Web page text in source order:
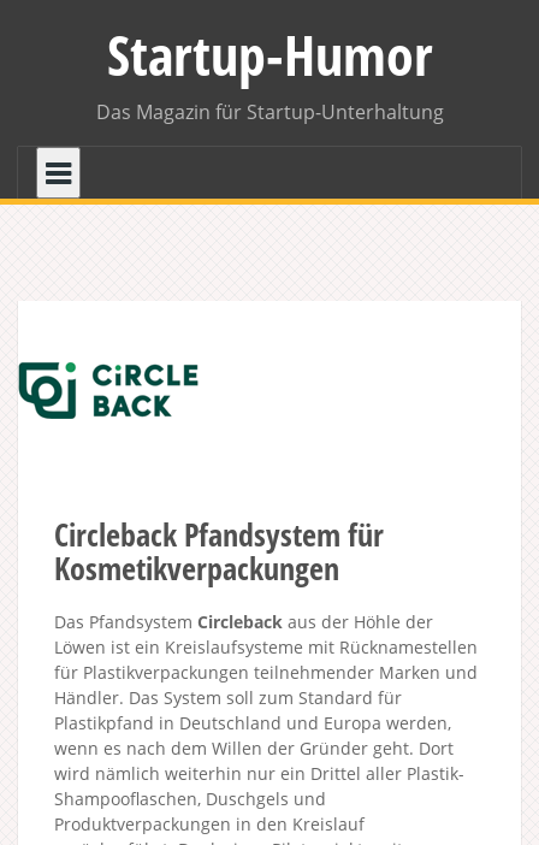
Startup-Humor
Das Magazin für Startup-Unterhaltung
Circleback Pfandsystem für
Kosmetikverpackungen
Das Pfandsystem Circleback aus der Höhle der
Löwen ist ein Kreislaufsysteme mit Rücknamestellen
für Plastikverpackungen teilnehmender Marken und
Händler. Das System soll zum Standard für
Plastikpfand in Deutschland und Europa werden,
wenn es nach dem Willen der Gründer geht. Dort
wird nämlich weiterhin nur ein Drittel aller Plastik-
Shampooflaschen, Duschgels und
Produktverpackungen in den Kreislauf